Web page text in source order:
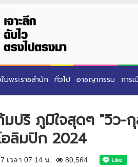
นพระราชสำนัก ทั่วไป อาชญากรรม การ
ปริ ภูมิใจสุดๆ "วิว-
ลิมปิก 2024
เวลา 07:14 น. 80,564